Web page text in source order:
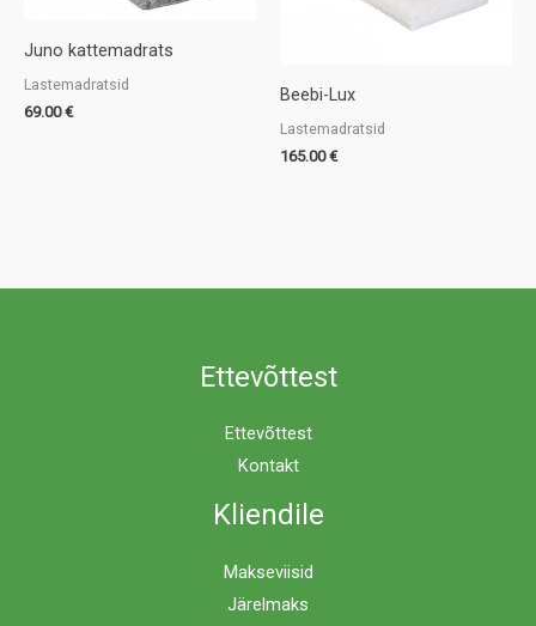
Juno kattemadrats
Lastemadratsid
69.00€
Beebi-Lux
Lastemadratsid
165.00€
Ettevõttest
Ettevõttest
Kontakt
Kliendile
Makseviisid
Järelmaks